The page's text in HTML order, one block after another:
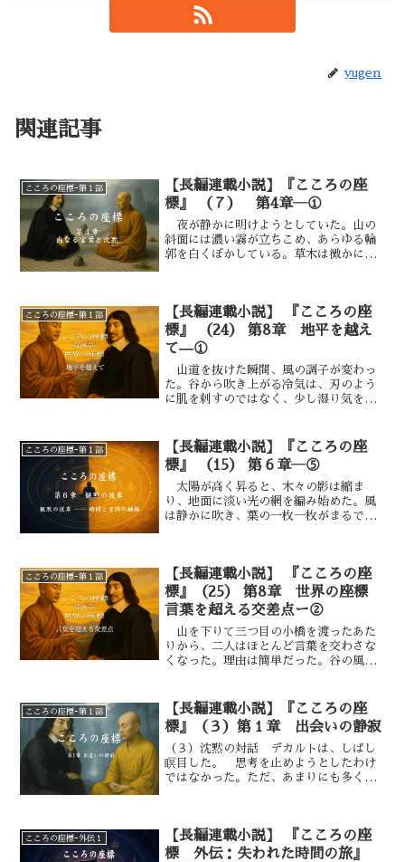
yugen
関連記事
こころの座標ｰ第１部
【長編連載小説】『こころの座
標』 （７） 第4章―①
夜が静かに明けようとしていた。山の
斜面には濃い霧が立ちこめ、あらゆる輪
郭を白くぼかしている。草木は微かに濡
こころの座標ｰ第１部
【長編連載小説】 『こころの座
標』 （24） 第8章 地平を越え
て—①
山道を抜けた瞬間、風の調子が変わっ
た。谷から吹き上がる冷気は、刃のよう
に肌を刺すのではなく、少し湿り気を帯
だけが白く起き上がろうとしていた。
眼下の川は、銀の紐のように蛇行してい
る。川面に貼りついた薄氷はところどこ
ろ割れて、流れの速い筋だけが黒々と露
わになっていた。 川沿いに並ぶ畑は、
枯れた茎や支柱の影が斜めに伸び、とこ
短い鳴き声が、間を置いて二度、三度と
響いた。
こころの座標ｰ第１部
【長編連載小説】『こころの座
標』 （15） 第６章―⑤
太陽が高く昇ると、木々の影は縮ま
り、地面に淡い光の網を編み始めた。風
は静かに吹き、葉の一枚一枚がまるで呼
下ろす断崖の縁であり、遠くに水音が響
いていた。「ここは、“時”が止まる場
所です」 空海の声は、風の音に溶ける
ように柔らかかった。「止まる……？
時間が？」「いえ、“止める”のではあ
りません。“融ける”のです。時間は直
線ではなく、感じられ方なのです。観照
こころの座標ｰ第１部
【長編連載小説】 『こころの座
標』（25） 第8章 世界の座標
言葉を超える交差点ー②
山を下りて三つ目の小橋を渡ったあた
りから、二人はほとんど言葉を交わさな
くなった。理由は簡単だった。谷の風の
こか焦げた藁の微かな残り香を運ぶ。遠
くの鍛冶場からは鉄を打つ重い響き。
さらにその奥で、牛を追う掛け声、子ど
もの笑い声、井戸の滑車がこすれる乾い
た音。音が重なっては解け、解けてはふ
たたび重なる。 デカルトは、耳が勝手
──それは、かつて彼が扱いに困り、見
ないふりをしてきた領域だった。
こころの座標ｰ第１部
【長編連載小説】『こころの座
標』（３）第１章 出会いの静寂
（３）沈黙の対話 デカルトは、しばし
瞑目した。 思考を止めようとしたわけ
ではなかった。ただ、あまりにも多くの
深い波紋を投げかけていた...
こころの座標ｰ外伝１
【長編連載小説】 『こころの座
標 外伝：失われた時間の旅』